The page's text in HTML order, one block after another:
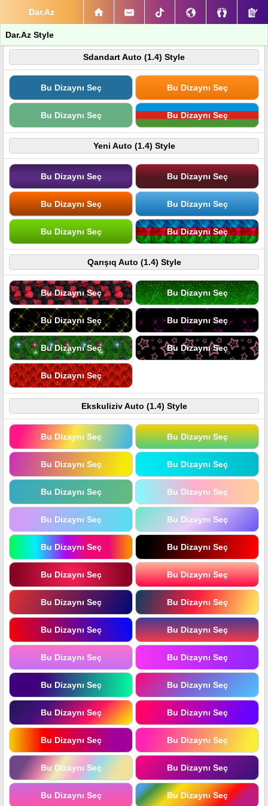
Dar.Az
Dar.Az Style
Sdandart Auto (1.4) Style
Bu Dizaynı Seç Bu Dizaynı Seç
Bu Dizaynı Seç Bu Dizaynı Seç
Yeni Auto (1.4) Style
Bu Dizaynı Seç Bu Dizaynı Seç
Bu Dizaynı Seç Bu Dizaynı Seç
Bu Dizaynı Seç Bu Dizaynı Seç
Qarışıq Auto (1.4) Style
Bu Dizaynı Seç Bu Dizaynı Seç
Bu Dizaynı Seç Bu Dizaynı Seç
Bu Dizaynı Seç Bu Dizaynı Seç
Bu Dizaynı Seç
Ekskuliziv Auto (1.4) Style
Bu Dizaynı Seç Bu Dizaynı Seç
Bu Dizaynı Seç Bu Dizaynı Seç
Bu Dizaynı Seç Bu Dizaynı Seç
Bu Dizaynı Seç Bu Dizaynı Seç
Bu Dizaynı Seç Bu Dizaynı Seç
Bu Dizaynı Seç Bu Dizaynı Seç
Bu Dizaynı Seç Bu Dizaynı Seç
Bu Dizaynı Seç Bu Dizaynı Seç
Bu Dizaynı Seç Bu Dizaynı Seç
Bu Dizaynı Seç Bu Dizaynı Seç
Bu Dizaynı Seç Bu Dizaynı Seç
Bu Dizaynı Seç Bu Dizaynı Seç
Bu Dizaynı Seç Bu Dizaynı Seç
Bu Dizaynı Seç Bu Dizaynı Seç